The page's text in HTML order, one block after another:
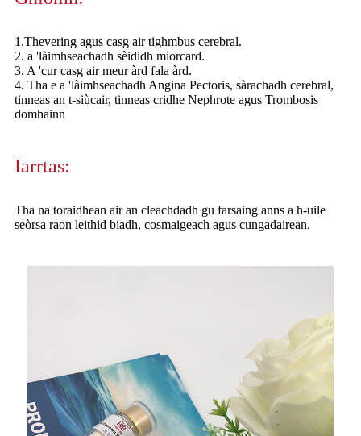
1.Thevering agus casg air tighmbus cerebral.
2. a 'làimhseachadh sèididh miorcard.
3. A 'cur casg air meur àrd fala àrd.
4. Tha e a 'làimhseachadh Angina Pectoris, sàrachadh cerebral,
tinneas an t-siùcair, tinneas cridhe Nephrote agus Trombosis
domhainn
Iarrtas:
Tha na toraidhean air an cleachdadh gu farsaing anns a h-uile
seòrsa raon leithid biadh, cosmaigeach agus cungadairean.